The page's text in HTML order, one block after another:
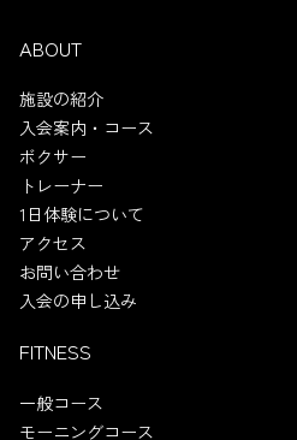
ABOUT
施設の紹介
入会案内・コース
ボクサー
トレーナー
1日体験について
アクセス
お問い合わせ
入会の申し込み
FITNESS
一般コース
モーニングコース